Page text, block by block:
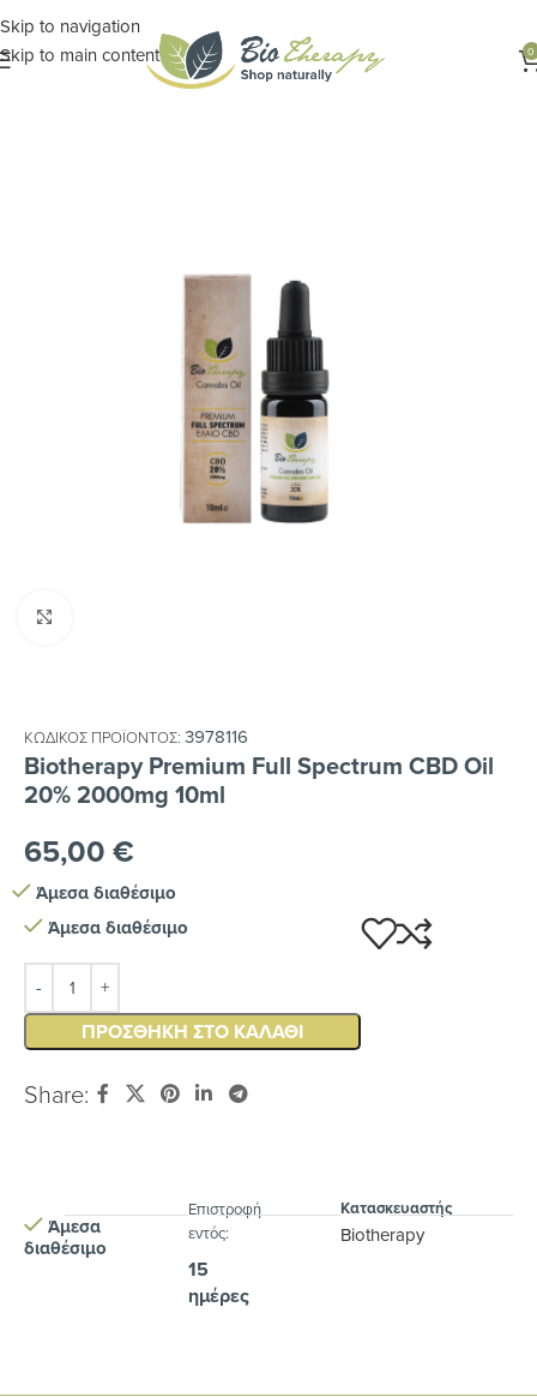
Skip to navigation
Skip to main content
0
Biotherapy Premium Full Spectrum CBD Oil
20% 2000mg 10ml
ΚΩΔΙΚΌΣ ΠΡΟΪΌΝΤΟΣ: 3978116
65,00€
Άμεσα διαθέσιμο
Άμεσα διαθέσιμο
ΠΡΟΣΘΉΚΗ ΣΤΟ ΚΑΛΆΘΙ
Share:
Άμεσα
διαθέσιμο
Eπιστροφή
εντός:
15
ημέρες
Κατασκευαστής
Biotherapy